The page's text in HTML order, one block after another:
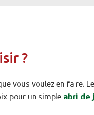
?
vous voulez en
pour un simple abri de